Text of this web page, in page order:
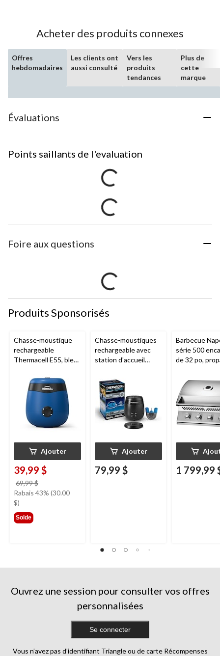
Acheter des produits connexes
Offres
hebdomadaires
Les clients ont
aussi consulté
Vers les
produits
tendances
Plus de
cette
marque
Évaluations
Points saillants de l'evaluation
Foire aux questions
Produits Sponsorisés
Chasse-moustique
rechargeable
Thermacell E55, bleu
Ajouter
39,99 $
69,99 $
était
Rabais 43% (30.00
$)
Solde
Chasse-moustiques
rechargeable avec
station d'accueil
charbon
Ajouter
79,99 $
Barbecue
série 500
de 32 po,
1 799,99
Ouvrez une session pour consulter vos offres
personnalisées
Se connecter
Vous n’avez pas d’identifiant Triangle ou de carte Récompenses